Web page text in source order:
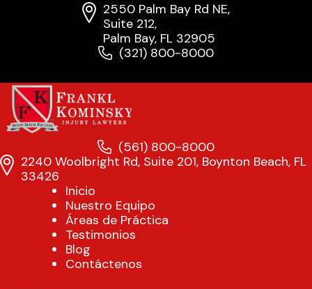
2550 Palm Bay Rd NE,
Suite 212,
Palm Bay, FL 32905
(321) 800-8000
(561) 800-8000
2240 Woolbright Rd, Suite 201, Boynton Beach, FL
33426
Inicio
Nuestro Equipo
Áreas de Práctica
Testimonios
Blog
Contáctenos